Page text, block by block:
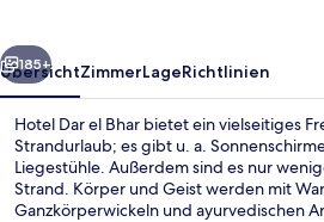
Weiter
185+
ÜbersichtZimmerLageRichtlinien
Hotel Dar el Bhar bietet ein vielseitiges
Strandurlaub; es gibt u. a.
Liegestühle. Außerdem sind es nur
Strand. Körper und Geist werden mit
Ganzkörperwickeln und ayurvedischen